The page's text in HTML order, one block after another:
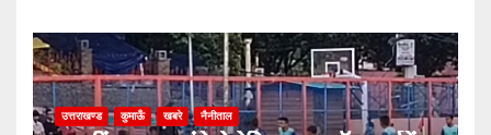
उत्तराखण्ड कुमाऊँ खबरे नैनीताल